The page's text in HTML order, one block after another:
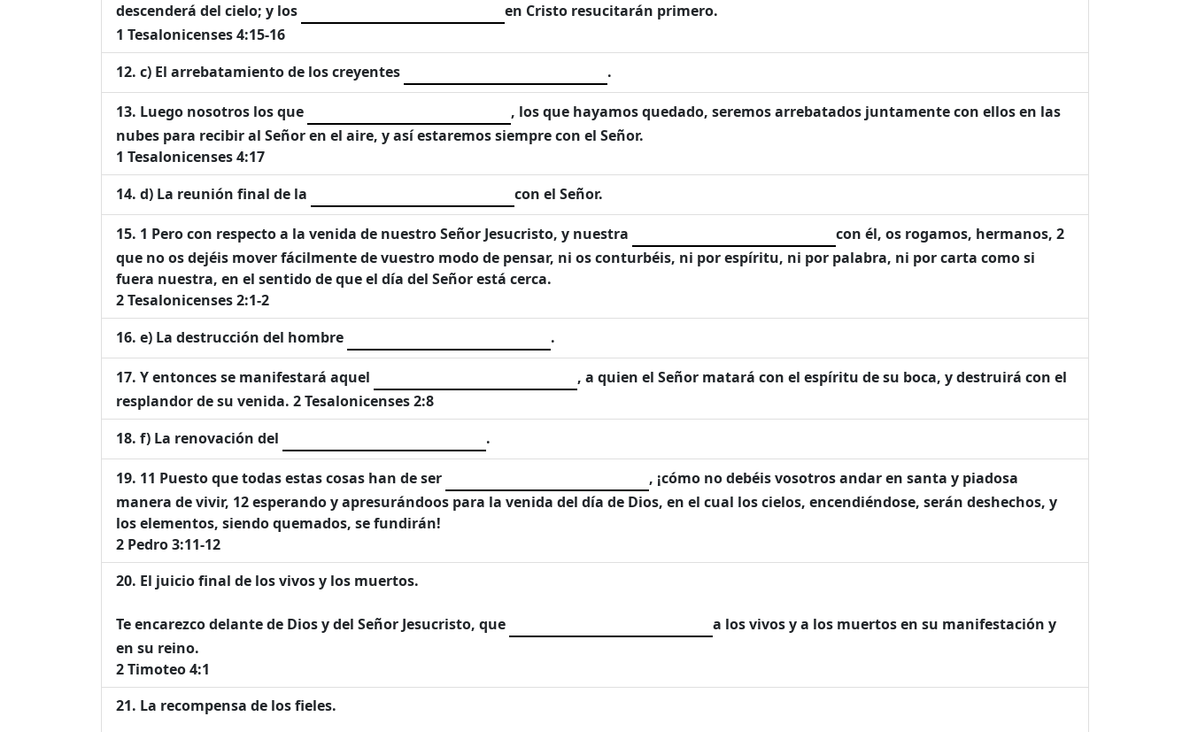
descenderá del cielo; y los
en Cristo resucitarán primero.
1 Tesalonicenses 4:15-16
c) El arrebatamiento de los creyentes
.
Luego nosotros los que
, los que hayamos quedado, seremos arrebatados juntamente con ellos en las
nubes para recibir al Señor en el aire, y así estaremos siempre con el Señor.
1 Tesalonicenses 4:17
d) La reunión final de la
con el Señor.
1 Pero con respecto a la venida de nuestro Señor Jesucristo, y nuestra
con él, os rogamos, hermanos, 2
que no os dejéis mover fácilmente de vuestro modo de pensar, ni os conturbéis, ni por espíritu, ni por palabra, ni por carta como si
fuera nuestra, en el sentido de que el día del Señor está cerca.
2 Tesalonicenses 2:1-2
e) La destrucción del hombre
.
Y entonces se manifestará aquel
, a quien el Señor matará con el espíritu de su boca, y destruirá con el
resplandor de su venida. 2 Tesalonicenses 2:8
f) La renovación del
.
11 Puesto que todas estas cosas han de ser
, ¡cómo no debéis vosotros andar en santa y piadosa
manera de vivir, 12 esperando y apresurándoos para la venida del día de Dios, en el cual los cielos, encendiéndose, serán deshechos, y
los elementos, siendo quemados, se fundirán!
2 Pedro 3:11-12
El juicio final de los vivos y los muertos.
Te encarezco delante de Dios y del Señor Jesucristo, que
a los vivos y a los muertos en su manifestación y
en su reino.
2 Timoteo 4:1
La recompensa de los fieles.